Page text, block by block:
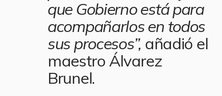
que Gobierno está para
acompañarlos en todos
sus procesos”, añadió el
maestro Álvarez
Brunel.